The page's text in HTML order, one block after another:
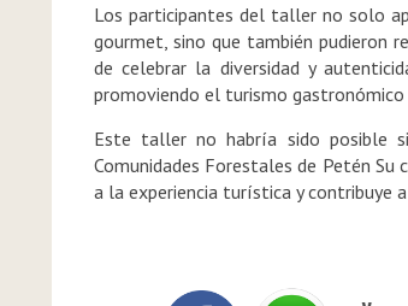
Los participantes del taller no solo
gourmet, sino que también pudieron
de celebrar la diversidad y
promoviendo el turismo gastronómico
Este taller no habría sido posible
Comunidades Forestales de Petén
a la experiencia turística y contribuye